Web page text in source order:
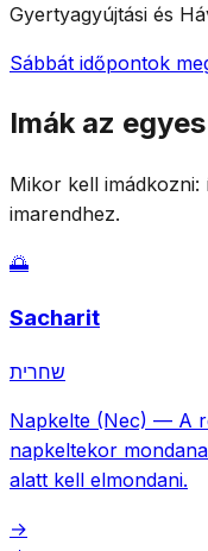
Gyertyagyújtási és
Sábbát időpontok
Imák az
Mikor kell
imarendhez.
🌅
Sacharit
שחרית
Napkelte (Nec) — A
napkeltekor
alatt kell elmondani.
→